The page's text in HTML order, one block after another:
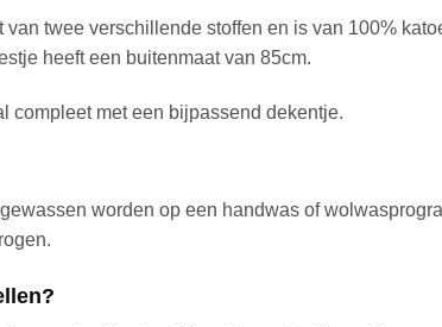
twee verschillende stoffen en is van 100%
heeft een buitenmaat van 85cm.
compleet met een bijpassend dekentje.
worden op een handwas of